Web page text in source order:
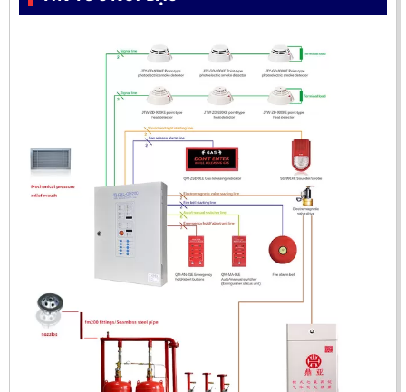
ĐẦU BÁO LỬA UV-IR CHỐNG NỔ-UX150 KOREA
LIÊN HỆ
Mã sản phẩm: UX150